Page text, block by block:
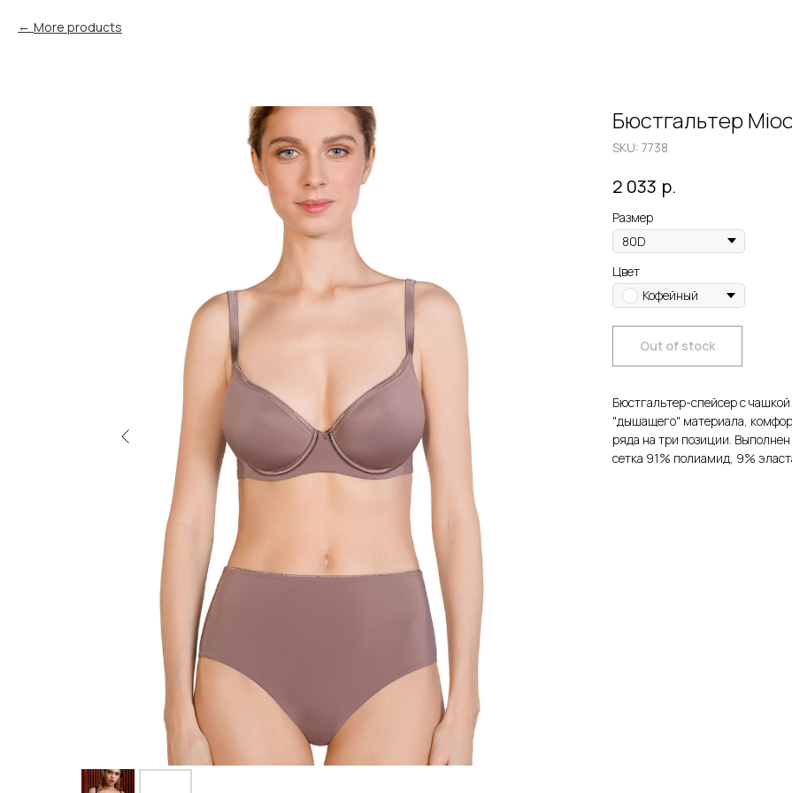
More products
Бюстгальтер
SKU: 7738
2 033 р.
Размер
Цвет
Кофейный
Out of stock
Бюстгальтер-спейсер с
"дышащего" материала,
ряда на три позиции.
сетка 91% полиамид, 9%